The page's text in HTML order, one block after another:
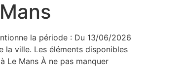
la période : Du 13/06/2026
la ville. Les éléments disponibles
Le Mans À ne pas manquer